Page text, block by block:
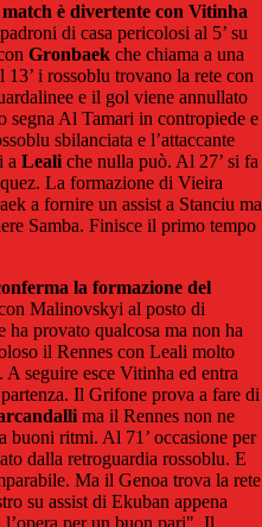
è divertente con Vitinha
di casa pericolosi al 5’ su
Gronbaek che chiama a una
i rossoblu trovano la rete con
e il gol viene annullato
Al Tamari in contropiede e
sbilanciata e l’attaccante
a Lealiche nulla può. Al 27’ si fa
La formazione di Vieira
a fornire un assist a Stanciu ma
Samba. Finisce il primo tempo
la formazione del
Malinovskyi al posto di
ha provato qualcosa ma non ha
il Rennes con Leali molto
seguire esce Vitinha ed entra
Il Grifone prova a fare di
ma il Rennes non ne
buoni ritmi. Al 71’ occasione per
dalla retroguardia rossoblu. E
Ma il Genoa trova la rete
su assist di Ekuban appena